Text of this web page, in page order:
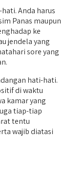
Anda harus
Panas maupun
ke
jendela yang
sore yang
hati-hati.
di waktu
kamar yang
tiap-tiap
tentu
wajib diatasi